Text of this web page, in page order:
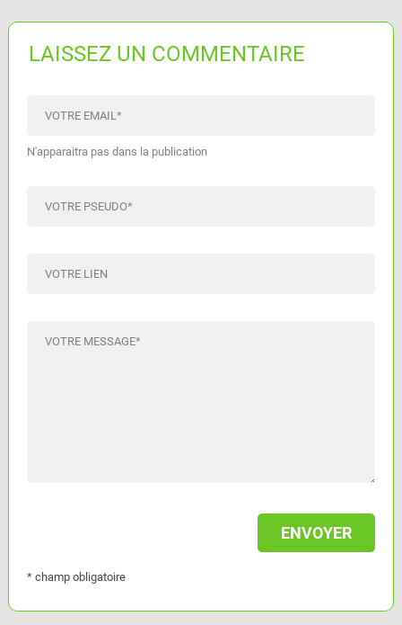
LAISSEZ UN COMMENTAIRE
VOTRE EMAIL *
N'apparaitra pas dans la publication
VOTRE PSEUDO*
VOTRE LIEN
VOTRE MESSAGE*
* champ obligatoire